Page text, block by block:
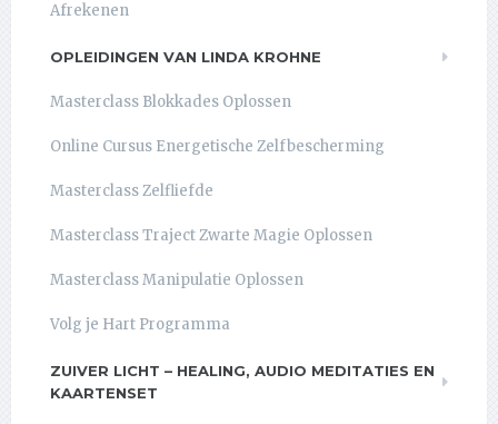
Afrekenen
OPLEIDINGEN VAN LINDA KROHNE
Masterclass Blokkades Oplossen
Online Cursus Energetische Zelfbescherming
Masterclass Zelfliefde
Masterclass Traject Zwarte Magie Oplossen
Masterclass Manipulatie Oplossen
Volg je Hart Programma
ZUIVER LICHT – HEALING, AUDIO MEDITATIES EN
KAARTENSET